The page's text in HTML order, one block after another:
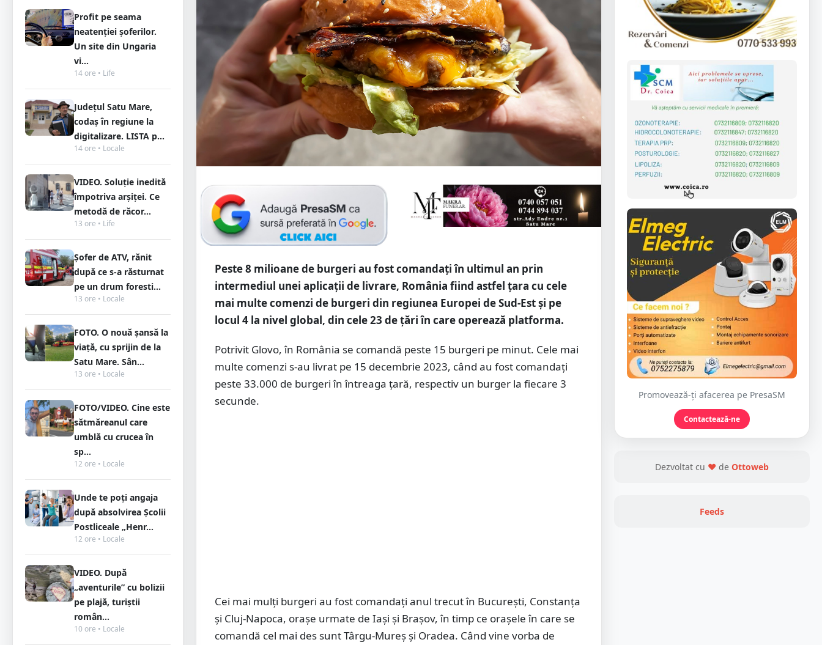
Profit pe seama
neatenției șoferilor.
Un site din Ungaria
vi...
14 ore • Life
Județul Satu Mare,
codaș în regiune la
digitalizare. LISTA p...
14 ore • Locale
VIDEO. Soluție inedită
împotriva arșiței. Ce
metodă de răcor...
13 ore • Life
Șofer de ATV, rănit
după ce s-a răsturnat
pe un drum foresti...
13 ore • Locale
FOTO. O nouă șansă la
viață, cu sprijin de la
Satu Mare. Sân...
13 ore • Locale
FOTO/VIDEO. Cine este
sătmăreanul care
umblă cu crucea în
sp...
12 ore • Locale
Unde te poți angaja
după absolvirea Școlii
Postliceale „Henr...
12 ore • Locale
VIDEO. După
„aventurile” cu bolizii
pe plajă, turiștii
român...
10 ore • Locale
Peste 8 milioane de burgeri au fost comandaţi în ultimul an prin
intermediul unei aplicaţii de livrare, România fiind astfel ţara cu cele
mai multe comenzi de burgeri din regiunea Europei de Sud-Est şi pe
locul 4 la nivel global, din cele 23 de ţări în care operează platforma.
Potrivit Glovo, în România se comandă peste 15 burgeri pe minut. Cele mai
multe comenzi s-au livrat pe 15 decembrie 2023, când au fost comandaţi
peste 33.000 de burgeri în întreaga ţară, respectiv un burger la fiecare 3
secunde.
Cei mai mulţi burgeri au fost comandaţi anul trecut în Bucureşti, Constanţa
şi Cluj-Napoca, oraşe urmate de Iaşi şi Braşov, în timp ce oraşele în care se
comandă cel mai des sunt Târgu-Mureş şi Oradea. Când vine vorba de
Promovează-ți afacerea pe PresaSM
Contactează-ne
Dezvoltat cu ❤ de Ottoweb
Feeds